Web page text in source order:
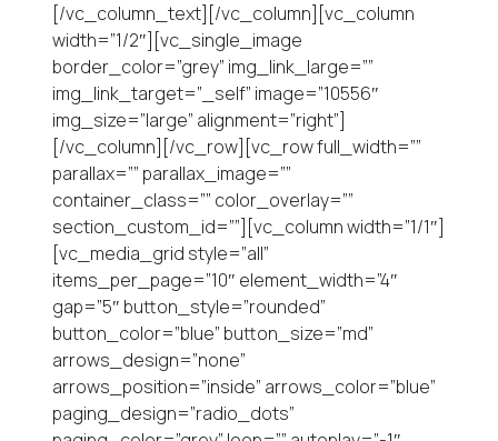
[/vc_column_text][/vc_column][vc_column
width=”1/2″][vc_single_image
border_color=”grey” img_link_large=””
img_link_target=”_self” image=”10556″
img_size=”large” alignment=”right”]
[/vc_column][/vc_row][vc_row full_width=””
parallax=”” parallax_image=””
container_class=”” color_overlay=””
section_custom_id=””][vc_column width=”1/1″]
[vc_media_grid style=”all”
items_per_page=”10″ element_width=”4″
gap=”5″ button_style=”rounded”
button_color=”blue” button_size=”md”
arrows_design=”none”
arrows_position=”inside” arrows_color=”blue”
paging_design=”radio_dots”